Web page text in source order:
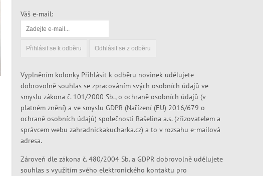
Váš e-mail:
Vyplněním kolonky Přihlásit k odběru novinek udělujete
dobrovolně souhlas se zpracováním svých osobních údajů ve
smyslu zákona č. 101/2000 Sb., o ochraně osobních údajů (v
platném znění) a ve smyslu GDPR (Nařízení (EU) 2016/679 o
ochraně osobních údajů) společnosti Rašelina a.s. (zřizovatelem a
správcem webu zahradnickakucharka.cz) a to v rozsahu e-mailová
adresa.
Zároveň dle zákona č. 480/2004 Sb. a GDPR dobrovolně udělujete
souhlas s využitím svého elektronického kontaktu pro